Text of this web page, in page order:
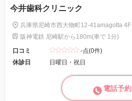
今井歯科クリニック
兵庫県尼崎市西大物町12-41amagotta 4F
阪神電鉄 尼崎駅から180m(車で 1分)
口コミ
-点(0件)
休診日
日曜日・祝日
電話予約